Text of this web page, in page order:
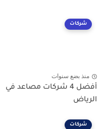
شركات
منذ بضع سنوات
أفضل 4 شركات مصاعد في
الرياض
شركات